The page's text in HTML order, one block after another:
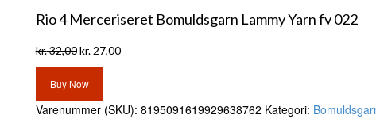
Rio 4 Merceriseret Bomuldsgarn Lammy Yarn fv 022
kr.32,00Den
oprindelige
pris
kr. 32,00.
kr.27,00Den
kr. 27,00.
Buy Now
Varenummer (SKU): 8195091619929638762 Kategori: